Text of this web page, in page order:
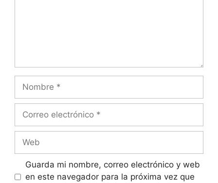
electrónico
Guarda mi nombre, correo electrónico y web
en este navegador para la próxima vez que